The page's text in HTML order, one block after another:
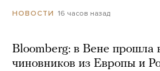
НОВОСТИ 16 часов назад
Bloomberg: в Вене прошла
чиновников из Европы и